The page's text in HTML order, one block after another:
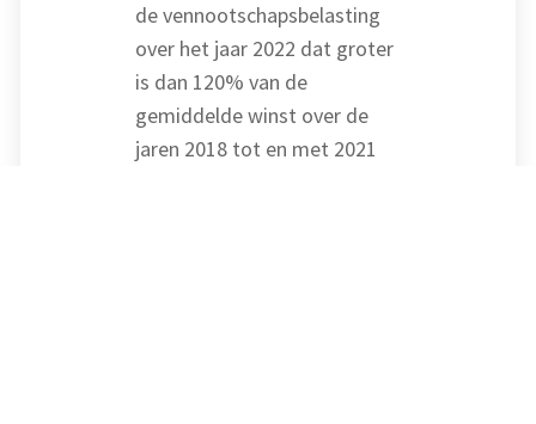
de vennootschapsbelasting
over het jaar 2022 dat groter
is dan 120% van de
gemiddelde winst over de
jaren 2018 tot en met 2021